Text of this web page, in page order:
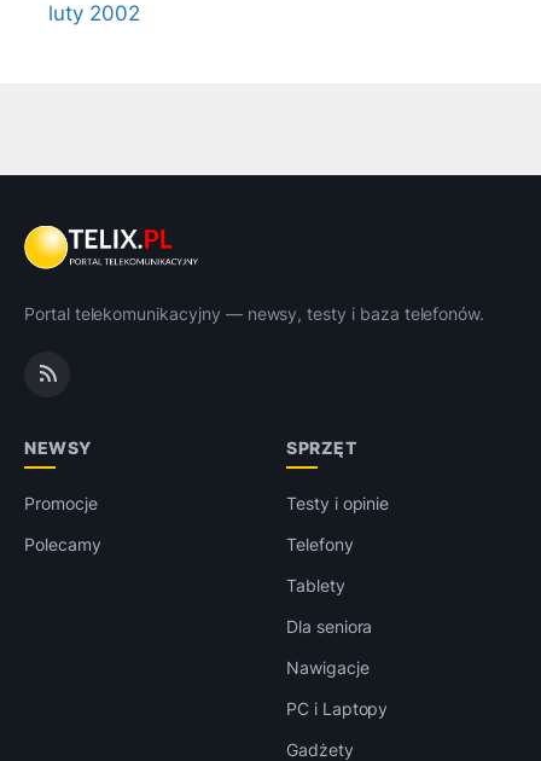
luty 2002
Portal telekomunikacyjny — newsy, testy i baza telefonów.
NEWSY
Promocje
Polecamy
SPRZĘT
Testy i opinie
Telefony
Tablety
Dla seniora
Nawigacje
PC i Laptopy
Gadżety